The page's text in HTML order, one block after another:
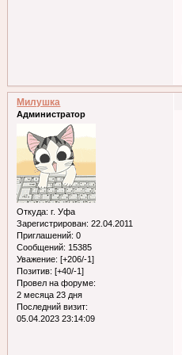
Милушка
Администратор
Откуда: г. Уфа
Зарегистрирован: 22.04.2011
Приглашений: 0
Сообщений: 15385
Уважение: [+206/-1]
Позитив: [+40/-1]
Провел на форуме:
2 месяца 23 дня
Последний визит:
05.04.2023 23:14:09